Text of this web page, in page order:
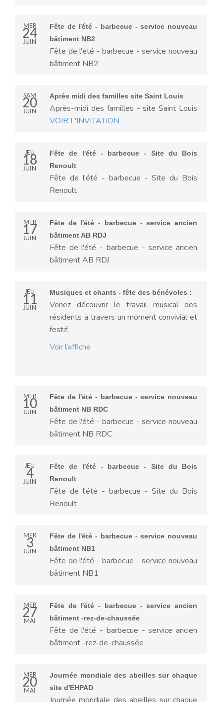
MER
24
JUIN
Fête de l'été - barbecue - service nouveau
bâtiment NB2
Fête de l'été - barbecue - service nouveau
bâtiment NB2
SAM
20
JUIN
Après midi des familles site Saint Louis
Après-midi des familles - site Saint Louis
VOIR L'INVITATION
JEU
18
JUIN
Fête de l'été - barbecue - Site du Bois
Renoult
Fête de l'été - barbecue - Site du Bois
Renoult
MER
17
JUIN
Fête de l'été - barbecue - service ancien
bâtiment AB RDJ
Fête de l'été - barbecue - service ancien
bâtiment AB RDJ
JEU
11
JUIN
Musiques et chants - fête des bénévoles :
Venez découvrir le travail musical des
résidents à travers un moment convivial et
festif.
Voir l'affiche
MER
10
JUIN
Fête de l'été - barbecue - service nouveau
bâtiment NB RDC
Fête de l'été - barbecue - service nouveau
bâtiment NB RDC
JEU
4
JUIN
Fête de l'été - barbecue - Site du Bois
Renoult
Fête de l'été - barbecue - Site du Bois
Renoult
MER
3
JUIN
Fête de l'été - barbecue - service nouveau
bâtiment NB1
Fête de l'été - barbecue - service nouveau
bâtiment NB1
MER
27
MAI
Fête de l'été - barbecue - service ancien
bâtiment -rez-de-chaussée
Fête de l'été - barbecue - service ancien
bâtiment -rez-de-chaussée
MER
20
MAI
Journée mondiale des abeilles sur chaque
site d'EHPAD